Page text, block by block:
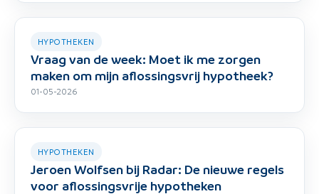
HYPOTHEKEN
Vraag van de week: Moet ik me zorgen
maken om mijn aflossingsvrij hypotheek?
01-05-2026
HYPOTHEKEN
Jeroen Wolfsen bij Radar: De nieuwe regels
voor aflossingsvrije hypotheken